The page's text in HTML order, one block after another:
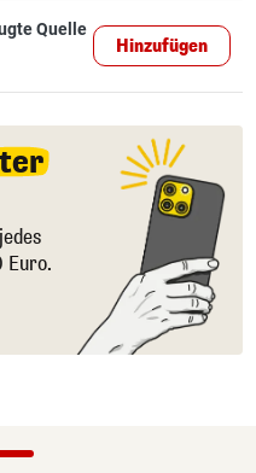
Quelle
Hinzufügen
Euro.